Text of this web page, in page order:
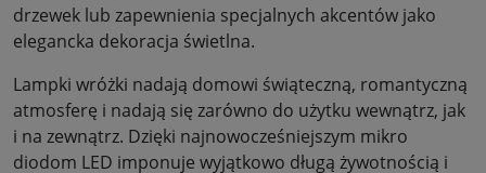
drzewek lub zapewnienia specjalnych akcentów jako
elegancka dekoracja świetlna.
Lampki wróżki nadają domowi świąteczną, romantyczną
atmosferę i nadają się zarówno do użytku wewnątrz, jak
i na zewnątrz. Dzięki najnowocześniejszym mikro
diodom LED imponuje wyjątkowo długą żywotnością i